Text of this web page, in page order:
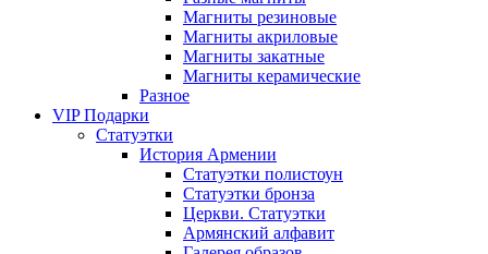
Магниты резиновые
Магниты акриловые
Магниты закатные
Магниты керамические
Разное
VIP Подарки
Статуэтки
История Армении
Статуэтки полистоун
Статуэтки бронза
Церкви. Статуэтки
Армянский алфавит